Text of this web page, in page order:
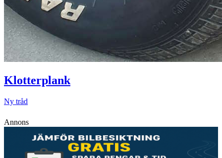
Klotterplank
Ny tråd
Annons